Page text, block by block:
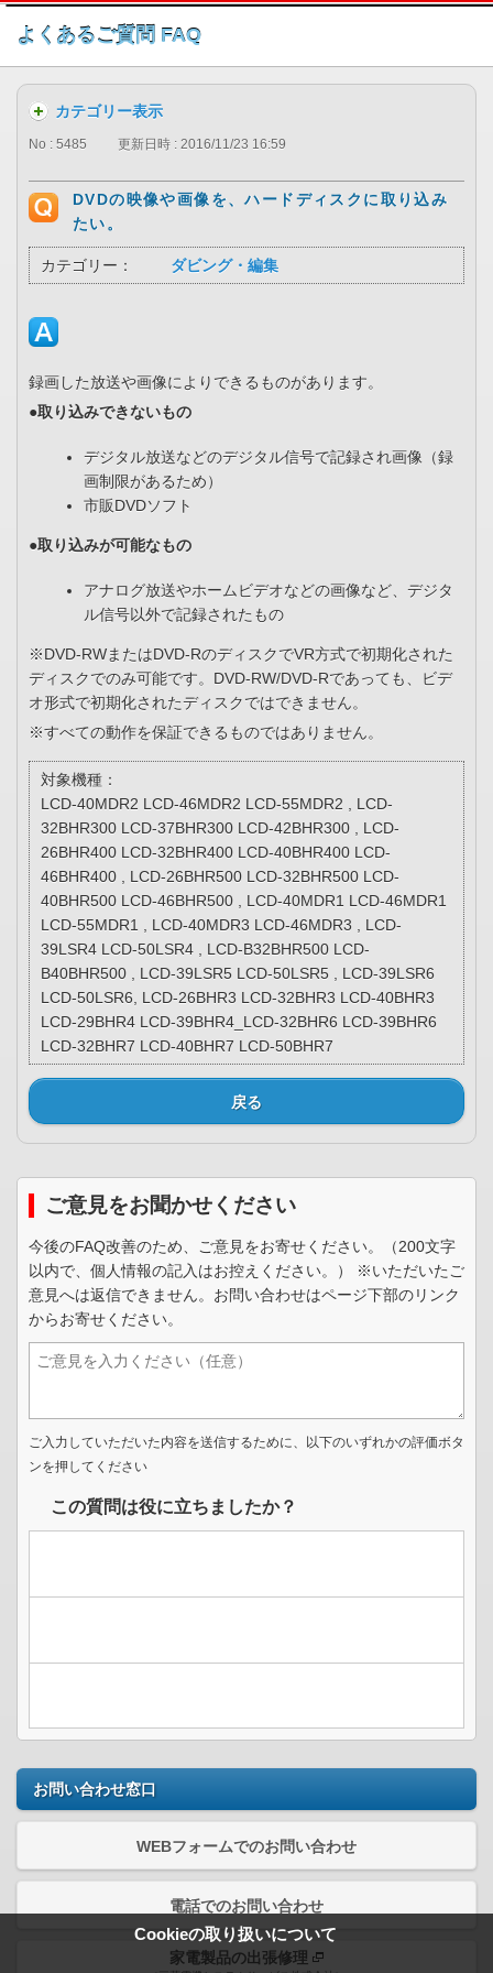
このページの本文へ
よくあるご質問 FAQ
Cookieの取り扱いについて
カテゴリー表示
No : 5485 更新日時 : 2016/11/23 16:59
DVDの映像や画像を、ハードディスクに取り込み
たい。
カテゴリー： ダビング・編集
録画した放送や画像によりできるものがあります。
●取り込みできないもの
デジタル放送などのデジタル信号で記録され画像（録
画制限があるため）
市販DVDソフト
●取り込みが可能なもの
アナログ放送やホームビデオなどの画像など、デジタ
ル信号以外で記録されたもの
※DVD-RWまたはDVD-RのディスクでVR方式で初期化された
ディスクでのみ可能です。DVD-RW/DVD-Rであっても、ビデ
オ形式で初期化されたディスクではできません。
※すべての動作を保証できるものではありません。
対象機種：
LCD-40MDR2 LCD-46MDR2 LCD-55MDR2 , LCD-
32BHR300 LCD-37BHR300 LCD-42BHR300 , LCD-
26BHR400 LCD-32BHR400 LCD-40BHR400 LCD-
46BHR400 , LCD-26BHR500 LCD-32BHR500 LCD-
40BHR500 LCD-46BHR500 , LCD-40MDR1 LCD-46MDR1
LCD-55MDR1 , LCD-40MDR3 LCD-46MDR3 , LCD-
39LSR4 LCD-50LSR4 , LCD-B32BHR500 LCD-
B40BHR500 , LCD-39LSR5 LCD-50LSR5 , LCD-39LSR6
LCD-50LSR6, LCD-26BHR3 LCD-32BHR3 LCD-40BHR3
LCD-29BHR4 LCD-39BHR4_LCD-32BHR6 LCD-39BHR6
LCD-32BHR7 LCD-40BHR7 LCD-50BHR7
戻る
ご意見をお聞かせください
今後のFAQ改善のため、ご意見をお寄せください。（200文字
以内で、個人情報の記入はお控えください。） ※いただいたご
意見へは返信できません。お問い合わせはページ下部のリンク
からお寄せください。
ご入力していただいた内容を送信するために、以下のいずれかの評価ボタ
ンを押してください
この質問は役に立ちましたか？
お問い合わせ窓口
WEBフォームでのお問い合わせ
電話でのお問い合わせ
家電製品の出張修理